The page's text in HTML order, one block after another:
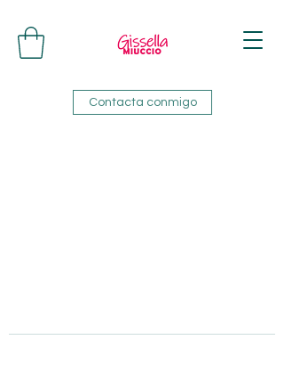
Contacta conmigo